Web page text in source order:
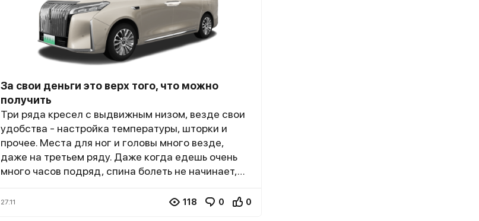
За свои деньги это верх того, что можно
получить
Три ряда кресел с выдвижным низом, везде свои
удобства - настройка температуры, шторки и
прочее. Места для ног и головы много везде,
даже на третьем ряду. Даже когда едешь очень
много часов подряд, спина болеть не начинает,
самых дорогих марках. Кто-то, конечно, может
27.11 118 0 0